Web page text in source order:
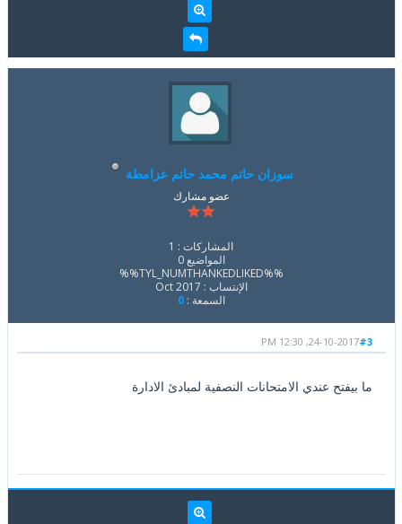
سوزان حاتم محمد حاتم عزامطة
عضو مشارك
المشاركات : 1
المواضيع 0
%%TYL_NUMTHANKEDLIKED%%
الإنتساب : Oct 2017
السمعة :0
#3
24-10-2017, 12:30 PM
ما بيفتح عندي الامتحانات النصفية لمبادئ الادارة